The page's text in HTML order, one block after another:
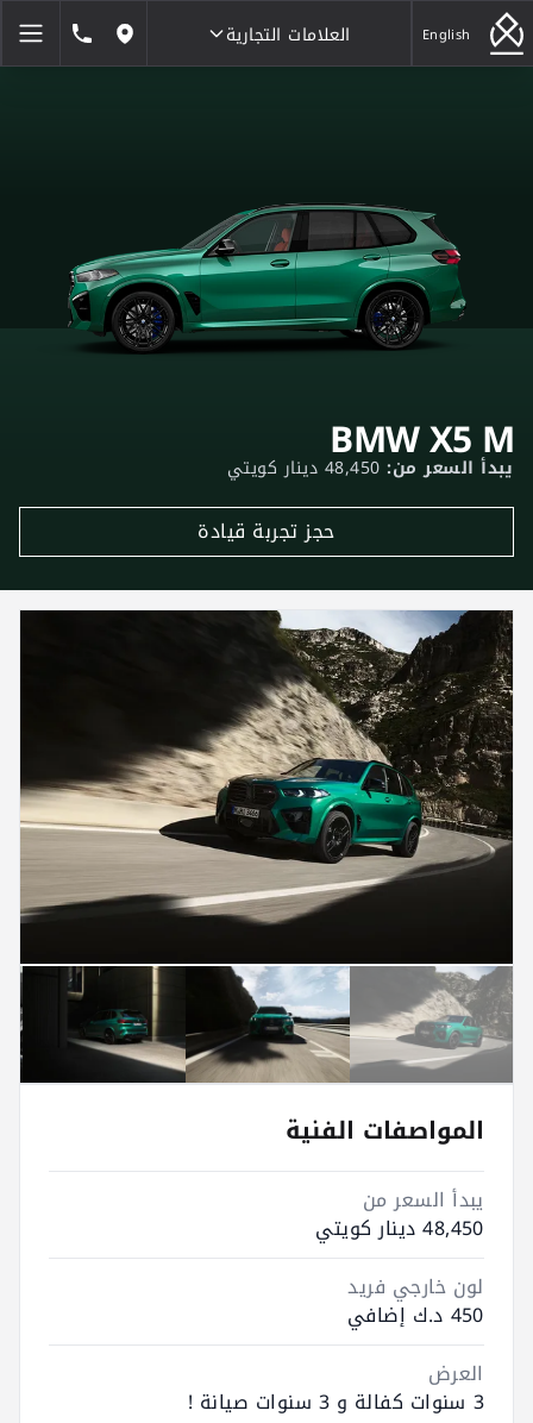
English
العلامات التجارية
مواقعنا
BMW X5 M
يبدأ السعر من:48,450 دينار كويتي
حجز تجربة قيادة
المواصفات الفنية
يبدأ السعر من
48,450 دينار كويتي
لون خارجي فريد
450 د.ك إضافي
العرض
3 سنوات كفالة و 3 سنوات صيانة !